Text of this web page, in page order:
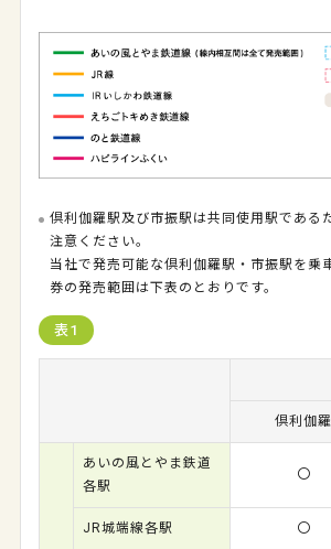
倶利伽羅駅及び市振駅は共同使用駅である
注意ください。
当社で発売可能な倶利伽羅駅・市振駅を乗
券の発売範囲は下表のとおりです。
表1
倶利伽羅
あいの風とやま鉄道
各駅
〇
JR城端線各駅 〇